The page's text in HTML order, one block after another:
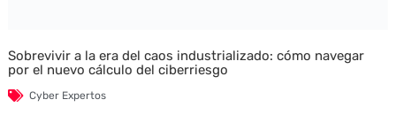
Sobrevivir a la era del caos industrializado: cómo navegar
por el nuevo cálculo del ciberriesgo
Cyber Expertos